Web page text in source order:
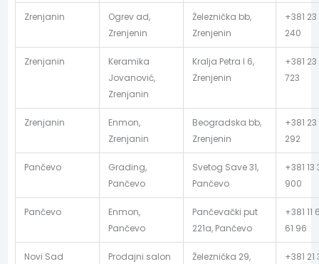
Zrenjanin
Ogrev ad,
Zrenjenin
Železnička bb,
Zrenjenin
+381
240
Zrenjanin
Keramika
Jovanović,
Zrenjanin
Kralja Petra I 6,
Zrenjenin
+381 23
723
Zrenjanin
Enmon,
Zrenjanin
Beogradska bb,
Zrenjenin
+381
292
Pančevo
Grading,
Pančevo
Svetog Save 31,
Pančevo
+381 13
900
Pančevo
Enmon,
Pančevo
Pančevački put
221a, Pančevo
+381 11
61 96
Novi Sad
Prodajni salon
Železnička 29,
+381 21